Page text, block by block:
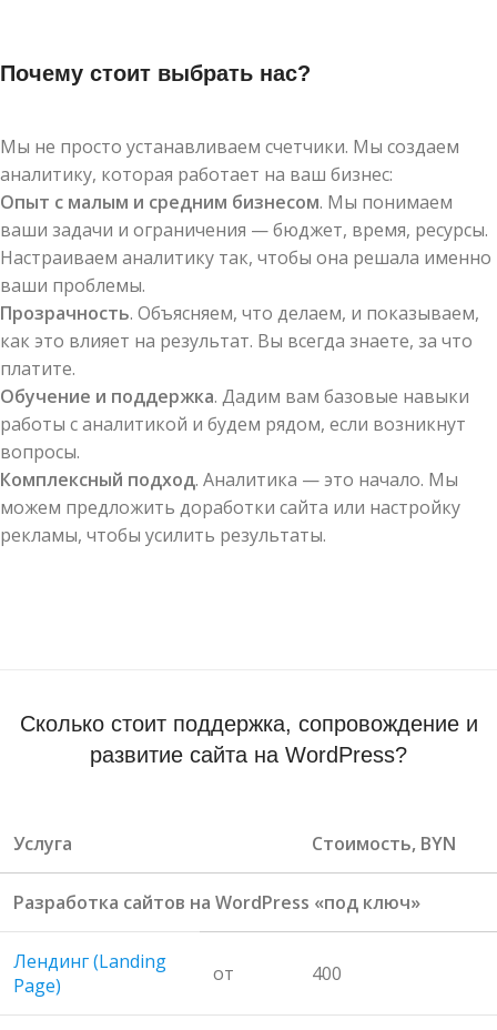
Почему стоит выбрать нас?
Мы не просто устанавливаем счетчики. Мы создаем
аналитику, которая работает на ваш бизнес:
Опыт с малым и средним бизнесом. Мы понимаем
ваши задачи и ограничения — бюджет, время, ресурсы.
Настраиваем аналитику так, чтобы она решала именно
ваши проблемы.
Прозрачность. Объясняем, что делаем, и показываем,
как это влияет на результат. Вы всегда знаете, за что
платите.
Обучение и поддержка. Дадим вам базовые навыки
работы с аналитикой и будем рядом, если возникнут
вопросы.
Комплексный подход. Аналитика — это начало. Мы
можем предложить доработки сайта или настройку
рекламы, чтобы усилить результаты.
Сколько стоит поддержка, сопровождение и
развитие сайта на WordPress?
Услуга Стоимость, BYN
Разработка сайтов на WordPress «под ключ»
Лендинг (Landing
Page)
от 400